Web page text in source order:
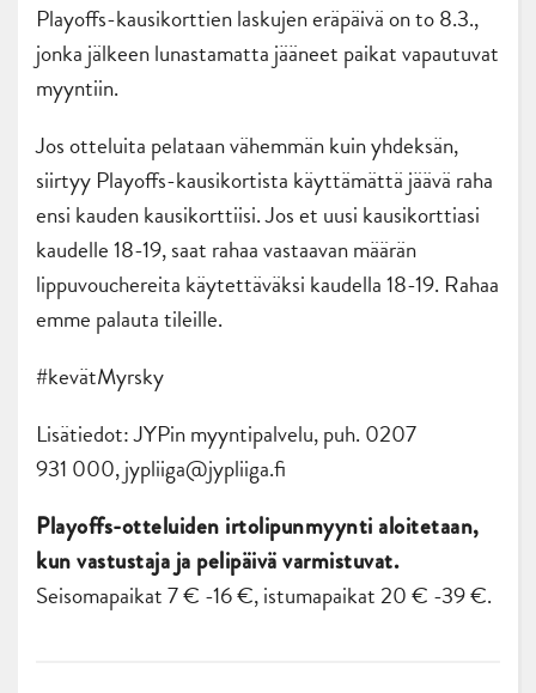
Playoffs-kausikorttien laskujen eräpäivä on to 8.3.,
jonka jälkeen lunastamatta jääneet paikat vapautuvat
myyntiin.
Jos otteluita pelataan vähemmän kuin yhdeksän,
siirtyy Playoffs-kausikortista käyttämättä jäävä raha
ensi kauden kausikorttiisi. Jos et uusi kausikorttiasi
kaudelle 18-19, saat rahaa vastaavan määrän
lippuvouchereita käytettäväksi kaudella 18-19. Rahaa
emme palauta tileille.
#kevätMyrsky
Lisätiedot: JYPin myyntipalvelu, puh. 0207
931 000, jypliiga@jypliiga.fi
Playoffs-otteluiden irtolipunmyynti aloitetaan,
kun vastustaja ja pelipäivä varmistuvat.
Seisomapaikat 7 € -16 €, istumapaikat 20 € -39 €.